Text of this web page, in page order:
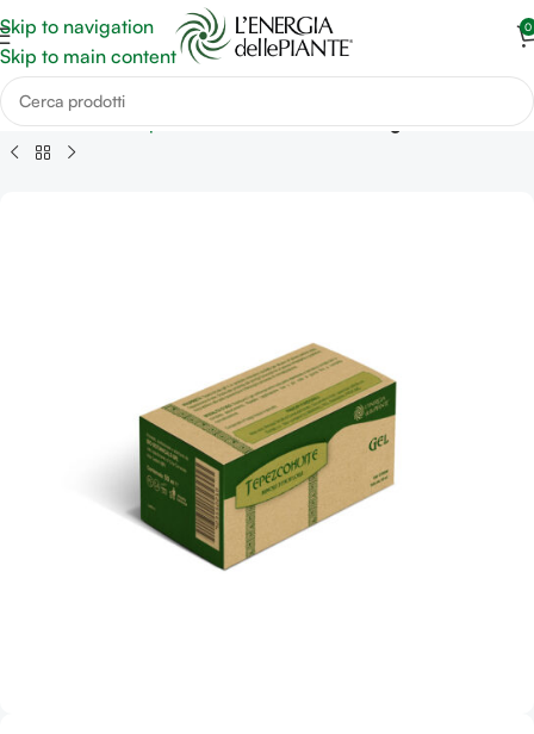
Skip to navigation
Skip to main content
0
e riepitelizzazione della cute Piaghe da decubito